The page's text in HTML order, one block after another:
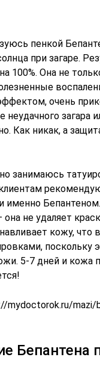
пенкой
при загаре.
100%. Она не
очень
неудачного загара
Как никак, а
занимаюсь
именно
она не удаляет
кожу, что
поскольку
5-7 дней и кожа
mydoctorok.ru/mazi/
Бепантена